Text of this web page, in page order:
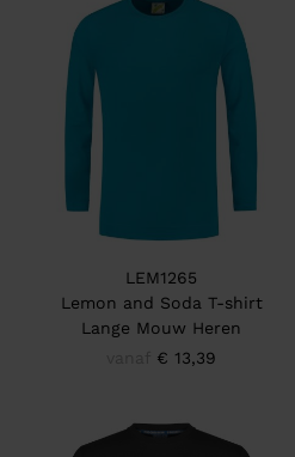
LEM1265
Lemon and Soda T-shirt
Lange Mouw Heren
€ 13,39